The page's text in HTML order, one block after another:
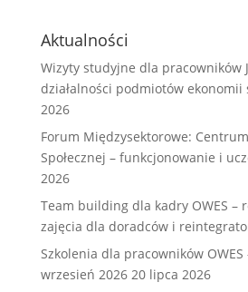
Aktualności
Wizyty studyjne dla pracowników
działalności podmiotów ekonomii
2026
Forum Międzysektorowe:
Społecznej – funkcjonowanie i
2026
Team building dla kadry OWES –
zajęcia dla doradców i
Szkolenia dla pracowników
wrzesień 2026 20 lipca 2026